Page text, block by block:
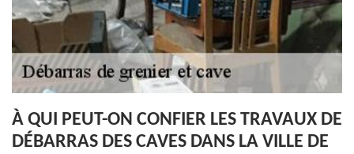
À QUI PEUT-ON CONFIER LES TRAVAUX DE
DÉBARRAS DES CAVES DANS LA VILLE DE